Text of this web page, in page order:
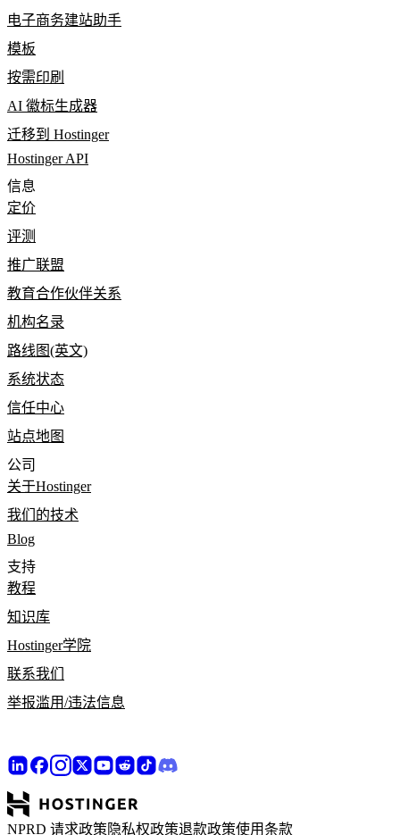
电子商务建站助手
模板
按需印刷
AI 徽标生成器
迁移到 Hostinger
Hostinger API
信息
定价
评测
推广联盟
教育合作伙伴关系
机构名录
路线图(英文)
系统状态
信任中心
站点地图
公司
关于Hostinger
我们的技术
Blog
支持
教程
知识库
Hostinger学院
联系我们
举报滥用/违法信息
NPRD 请求政策 隐私权政策退款政策使用条款